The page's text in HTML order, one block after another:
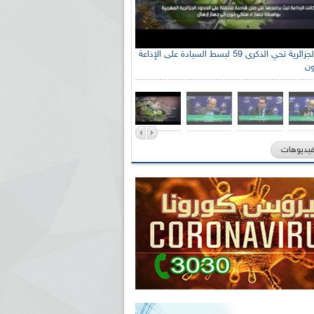
الإذاعة الجزائرية تحي الذكرى 59 لبسط السيادة على الإذاعة